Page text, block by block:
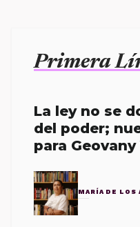
Primera
La ley no se
del poder;
para Geovany
MARÍA DE LOS